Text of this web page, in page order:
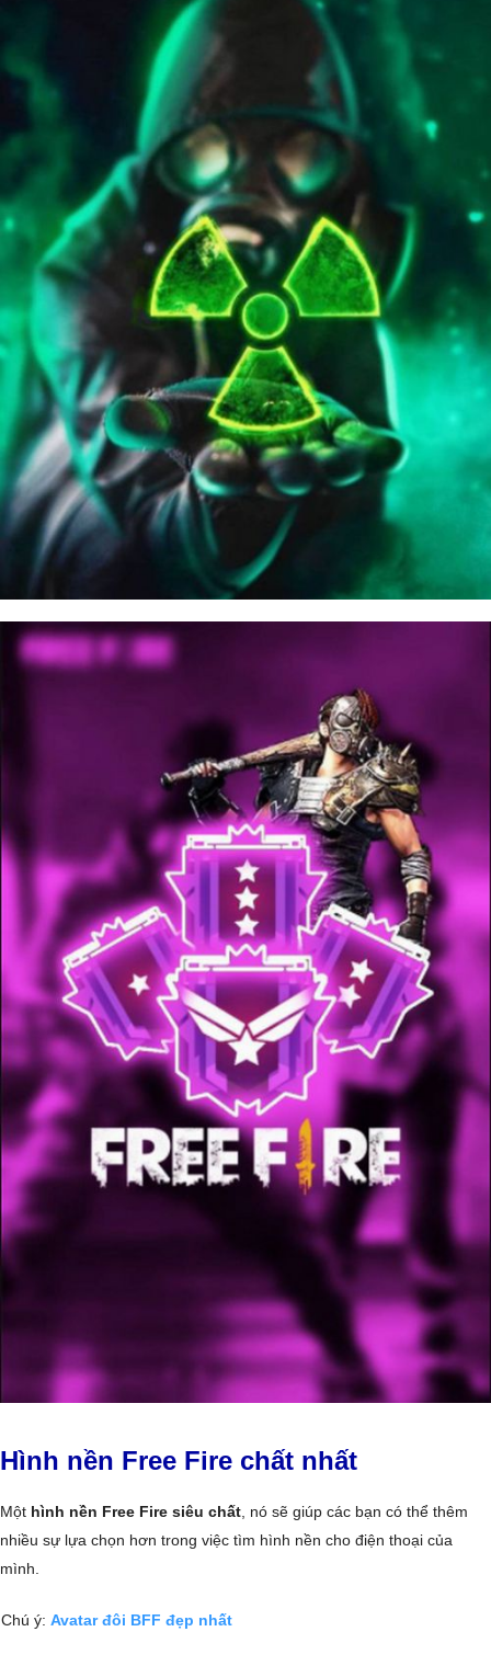
Hình nền Free Fire chất nhất
Một hình nền Free Fire siêu chất , nó sẽ giúp các bạn có thể thêm
nhiều sự lựa chọn hơn trong việc tìm hình nền cho điện thoại của
mình.
Chú ý: Avatar đôi BFF đẹp nhất